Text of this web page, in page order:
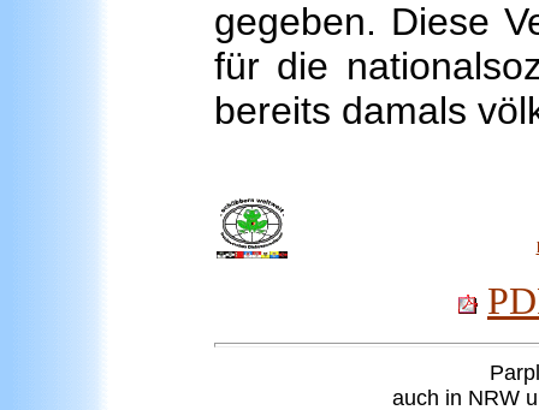
gegeben. Diese
für die
bereits damals
auch in NRW